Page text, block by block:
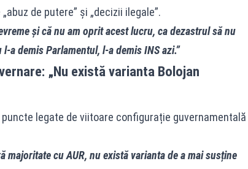
de putere” și „decizii ilegale”.
și că nu am oprit acest lucru, ca dezastrul să nu
a demis Parlamentul, l-a demis INS azi.”
„Nu există varianta Bolojan
legate de viitoare configurație guvernamentală
majoritate cu AUR, nu există varianta de a mai susține